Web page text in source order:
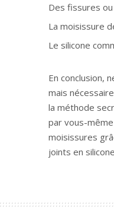
Des fissures
La moisissure
Le silicone
En conclusion,
mais
la méthode
par vous-
moisissures
joints en